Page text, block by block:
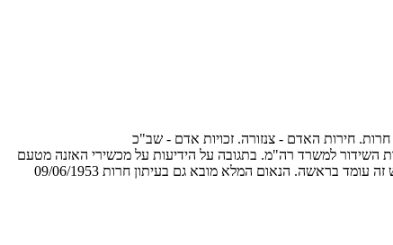
חירות האדם - צנזורה. זכויות אדם - שב"כ
רשות השידור למשרד רה"מ. בתגובה על הידיעות על מכשירי האזנה מטעם
הש"י במשרדי ממשלה שונים אמר בגין כי זהו שלטון דיקטטורי של איש אחד אשר שיתף פעולה עם השלטון הבריטי בתקופת הסזון, ואוי לה לאומה כשאיש זה עומד בראשה. הנאום המלא מובא גם בעיתון חרות 09/06/1953